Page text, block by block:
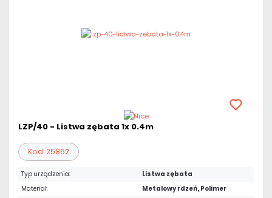
LZP/40 - Listwa zębata 1x 0.4m
Kod: 25862
Typ urządzenia:
Listwa zębata
Materiał:
Metalowy rdzeń, Polimer